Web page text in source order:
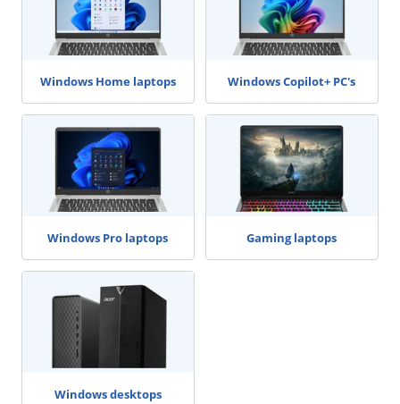
Windows Home laptops Windows Copilot+ PC's
Windows Pro laptops Gaming laptops
Windows desktops